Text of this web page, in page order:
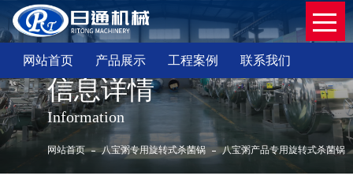
网站首页 产品展示 工程案例 联系我们
信息详情
Information
网站首页 八宝粥专用旋转式杀菌锅 八宝粥产品专用旋转式杀菌锅